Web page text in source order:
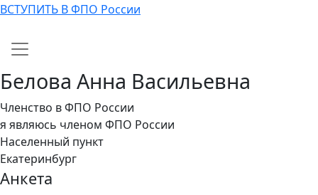
ВСТУПИТЬ В ФПО России
Main navigation
Белова Анна Васильевна
Членство в ФПО России
я являюсь членом ФПО России
Населенный пункт
Екатеринбург
Анкета